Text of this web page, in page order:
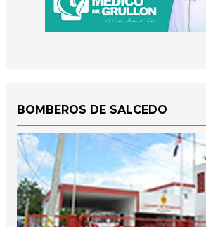
BOMBEROS DE SALCEDO